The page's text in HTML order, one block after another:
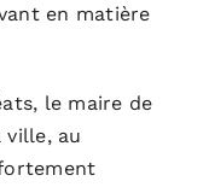
en matière
le maire de
ville, au